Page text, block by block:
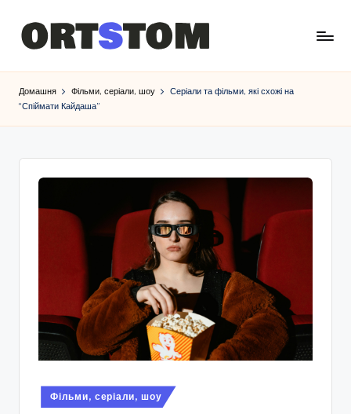
Домашня Фільми, серіали, шоу
Серіали та фільми, які схожі на
“Спіймати Кайдаша”
Опубліковано
у
Фільми, серіали, шоу